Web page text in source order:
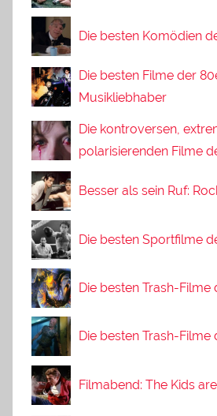
Die besten Komödien
Die besten Filme der
Musikliebhaber
Die kontroversen,
polarisierenden Filme
Besser als sein Ruf:
Die besten Sportfilme
Die besten Trash-Filme
Die besten Trash-Filme
Filmabend: The Kids